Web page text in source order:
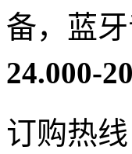
备，蓝牙
24.000-
订购热线